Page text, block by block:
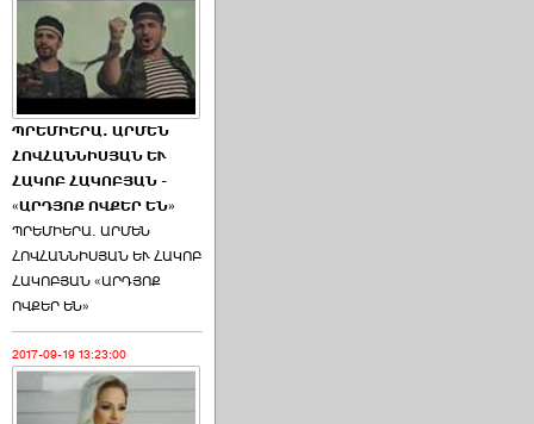
ՊՐԵՄԻԵՐԱ. ԱՐՄԵՆ
ՀՈՎՀԱՆՆԻՍՅԱՆ ԵՒ
ՀԱԿՈԲ ՀԱԿՈԲՅԱՆ -
«ԱՐԴՅՈՔ ՈՎՔԵՐ ԵՆ»
ՊՐԵՄԻԵՐԱ. ԱՐՄԵՆ
ՀՈՎՀԱՆՆԻՍՅԱՆ ԵՒ ՀԱԿՈԲ
ՀԱԿՈԲՅԱՆ «ԱՐԴՅՈՔ
ՈՎՔԵՐ ԵՆ»
2017-09-19 13:23:00